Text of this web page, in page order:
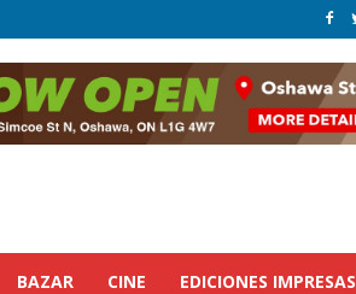
BAZAR CINE EDICIONES IMPRESAS